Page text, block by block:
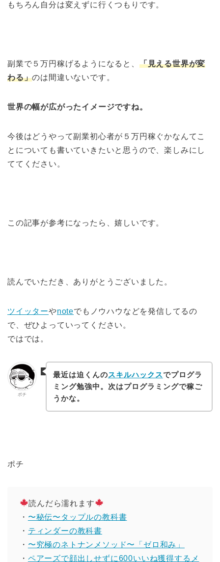
もちろん自分は変えずに行くつもりです。
副業で５万円稼げるようになると、 「見える世界が変
わる」のは間違いないです。
世界の幅が広がったイメージですね。
今後はどうやって副業初心者が５万円稼ぐかなんてこ
とについても書いていきたいと思うので、楽しみにし
ててください。
この記事が参考になったら、嬉しいです。
読んでいただき、ありがとうございました。
ツイッターやnoteでもノウハウなどを発信してるの
で、ぜひよっていってください。
ではでは。
ポチ
最近は迫くんのスキルハックスでプログラ
ミング勉強中。次はプログラミングで稼ご
うかな。
ポチ
読んだら濡れます
・ 〜秘伝〜タップルの教科書
・ ティンダーの教科書
・ 〜究極のネトナンメソッド〜「ゼロ和み」
・ ペアーズで顔出しせずに600いいね獲得するメ